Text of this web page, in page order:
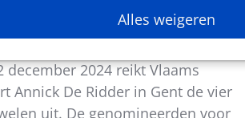
Alles weigeren
Jasper De Swarte
3 december 2024
december 2024 reikt Vlaams
Annick De Ridder in Gent de vier
uit. De genomineerden voor